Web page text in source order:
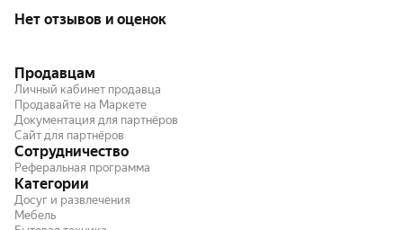
Нет отзывов и оценок
Продавцам
Личный кабинет продавца
Продавайте на Маркете
Документация для партнёров
Сайт для партнёров
Сотрудничество
Реферальная программа
Категории
Досуг и развлечения
Мебель